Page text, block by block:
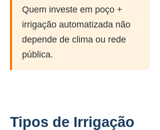
Quem investe em poço +
irrigação automatizada não
depende de clima ou rede
pública.
Tipos de Irrigação